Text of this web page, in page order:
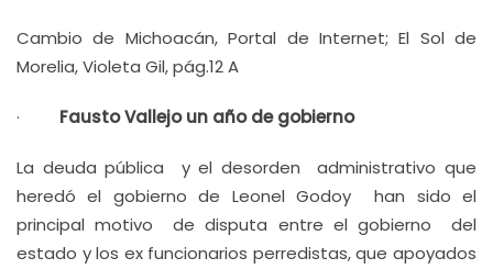
Cambio de Michoacán, Portal de Internet; El Sol de
Morelia, Violeta Gil, pág.12 A
· Fausto Vallejo un año de gobierno
La deuda pública y el desorden administrativo que
heredó el gobierno de Leonel Godoy han sido el
principal motivo de disputa entre el gobierno del
estado y los ex funcionarios perredistas, que apoyados